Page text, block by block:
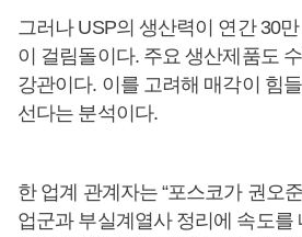
그러나 USP의 생산력이 연간 30
이 걸림돌이다. 주요 생산제품도
강관이다. 이를 고려해 매각이 힘
선다는 분석이다.
한 업계 관계자는 “포스코가 권오
업군과 부실계열사 정리에 속도를